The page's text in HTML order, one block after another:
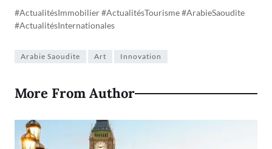
#ActualitésImmobilier #ActualitésTourisme #ArabieSaoudite
#ActualitésInternationales
Arabie Saoudite Art Innovation
More From Author